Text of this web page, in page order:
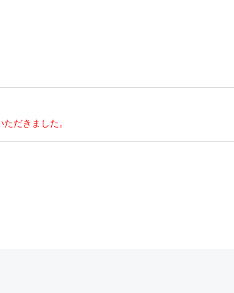
だきました。